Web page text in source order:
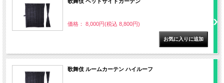
価格： 8,000円(税込 8,800円)
歌舞伎 ルームカーテン ハイルーフ